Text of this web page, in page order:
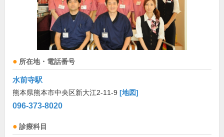
所在地・電話番号
水前寺駅
熊本県熊本市中央区新大江2-11-9 [地図]
096-373-8020
診療科目